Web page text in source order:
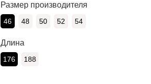
Размер производителя
46 48 50 52 54
Длина
176 188